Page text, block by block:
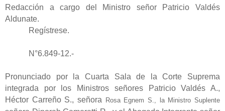
Redacción a cargo del Ministro señor Patricio Valdés
Aldunate.
Regístrese.
N°6.849-12.-
Pronunciado por la Cuarta Sala de la Corte Suprema
integrada por los Ministros señores Patricio Valdés A.,
Héctor Carreño S., señora Rosa Egnem S., la Ministro Suplente